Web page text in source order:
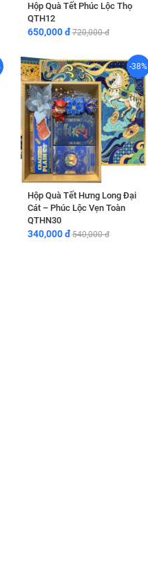
Hộp Quà Tết Phúc Lộc Thọ
QTH12
650,000 đ720,000 đ
-38%
Hộp Quà Tết Hưng Long Đại
Cát – Phúc Lộc Vẹn Toàn
QTHN30
340,000 đ540,000 đ